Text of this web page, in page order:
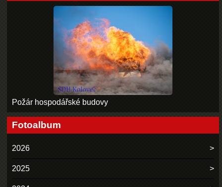
Požár hospodářské budovy
Fotoalbum
2026
2025